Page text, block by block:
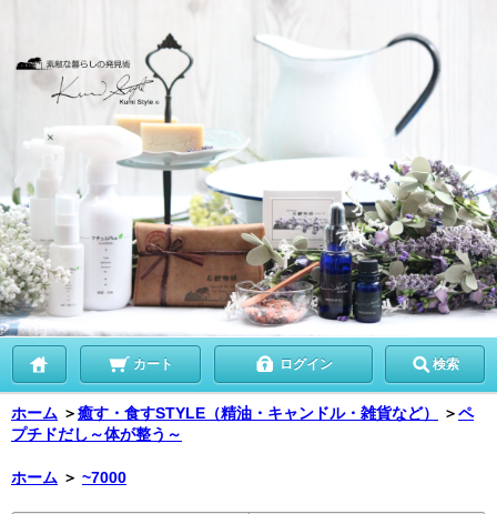
カート ログイン 検索
ホーム ＞癒す・食すSTYLE（精油・キャンドル・雑貨など） ＞ペ
プチドだし～体が整う～
ホーム ＞ ~7000